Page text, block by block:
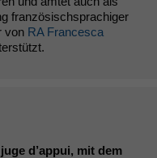
französischsprachiger
von RA Francesca
d’appui, mit dem